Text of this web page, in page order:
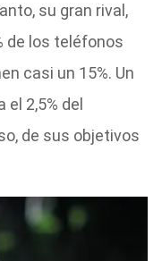
su gran rival,
de los teléfonos
casi un 15%. Un
2,5% del
de sus objetivos